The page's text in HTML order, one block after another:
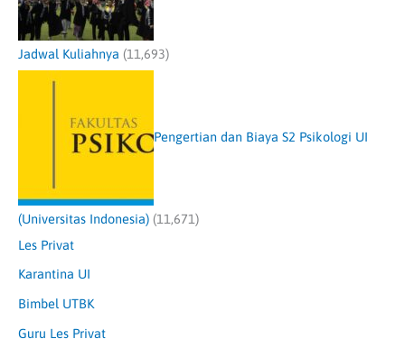
Jadwal Kuliahnya (11,693)
Pengertian dan Biaya S2 Psikologi UI
(Universitas Indonesia) (11,671)
Les Privat
Karantina UI
Bimbel UTBK
Guru Les Privat